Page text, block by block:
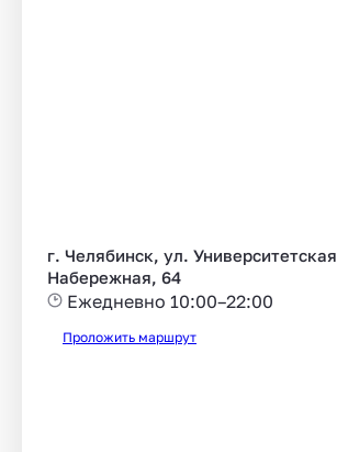
г. Челябинск, ул. Университетская
Набережная, 64
Ежедневно 10:00–22:00
Проложить маршрут